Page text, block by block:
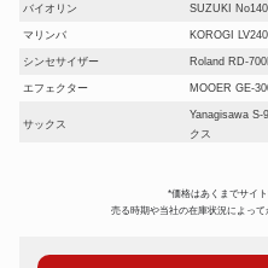
バイオリン SUZUKI
マリンバ KOROGI
シンセサイザー Roland RD-
エフェクター MOOER GE-
サックス
Yanagisawa S-
クス
Fossati FJ-77
フルート
*価格はあくまでサイ
売る時期や当社の在庫状況によって